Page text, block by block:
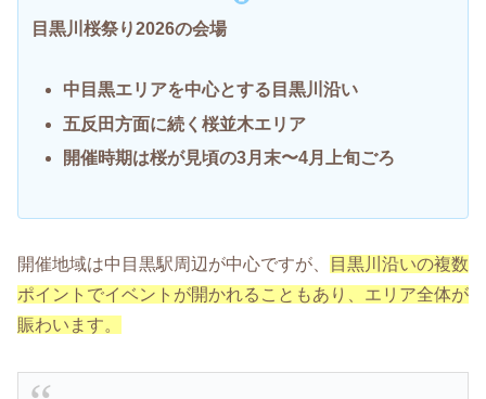
目黒川桜祭り2026の会場
中目黒エリアを中心とする目黒川沿い
五反田方面に続く桜並木エリア
開催時期は桜が見頃の3月末〜4月上旬ごろ
開催地域は中目黒駅周辺が中心ですが、
目黒川沿いの複数
ポイントでイベントが開かれることもあり、エリア全体が
賑わいます。